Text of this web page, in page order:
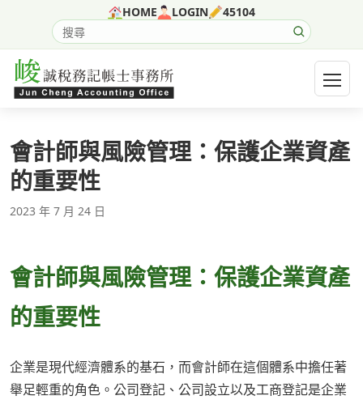
HOME LOGIN 45104
搜尋網站內容
開啟
會計師與風險管理：保護企業資產
的重要性
2023 年 7 月 24 日
會計師與風險管理：保護企業資產
的重要性
企業是現代經濟體系的基石，而會計師在這個體系中擔任著
舉足輕重的角色。公司登記、公司設立以及工商登記是企業